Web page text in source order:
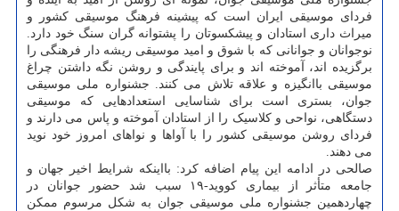
فردای موسیقی ایران است که پیشینه فرهنگ موسیقی کشور و
میراث داری استادان و پیشکسوتان را پشتوانه گران سنگ خود دارد.
نوجوانان و جوانانی که با شوق و امید موسیقی ریشه دار فرهنگی را
برگزیده اند، آموخته اند و برای پایندگی و روشن نگه داشتن چراغ
موسیقی باانگیزه و علاقه تلاش می کنند. جشنواره ملی موسیقی
جوان، بستری است برای شناسایی استعدادهایی که موسیقی
دستگاهی، نواحی و کلاسیک را از استادان آموخته و پاس می دارند و
فردای روشن موسیقی کشور را با آواها و نواهای امروز خود نوید
می دهند.
صالحی در ادامه این پیام اضافه کرد: بااینکه شرایط اخیر جهان و
جامعه متأثر از بیماری کووید-۱۹ سبب شد حضور جوانان در
چهاردهمین جشنواره ملی موسیقی جوان به شکل مرسوم ممکن